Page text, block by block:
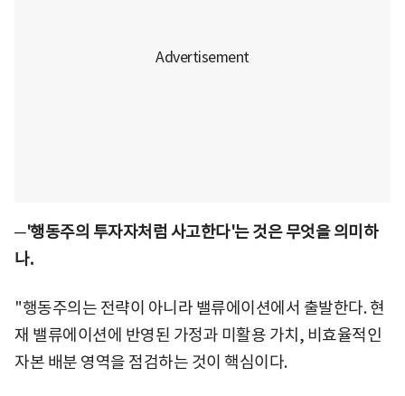
─'행동주의 투자자처럼 사고한다'는 것은 무엇을 의미하
나.
"행동주의는 전략이 아니라 밸류에이션에서 출발한다. 현
재 밸류에이션에 반영된 가정과 미활용 가치, 비효율적인
자본 배분 영역을 점검하는 것이 핵심이다.